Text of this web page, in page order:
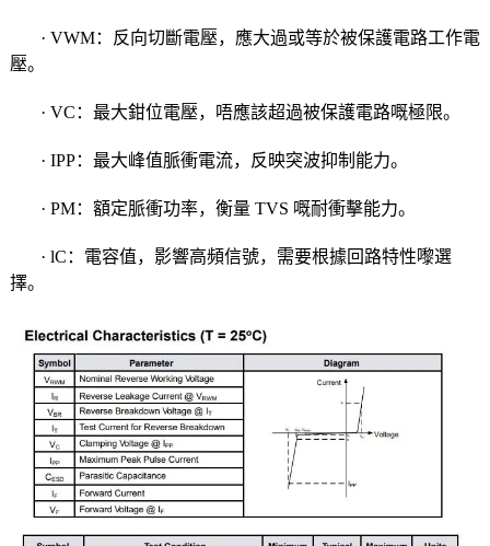
· VWM：反向切斷電壓，應大過或等於被保護電路工作電
壓。
· VC：最大鉗位電壓，唔應該超過被保護電路嘅極限。
· IPP：最大峰值脈衝電流，反映突波抑制能力。
· PM：額定脈衝功率，衡量 TVS 嘅耐衝擊能力。
· lC：電容值，影響高頻信號，需要根據回路特性嚟選
擇。